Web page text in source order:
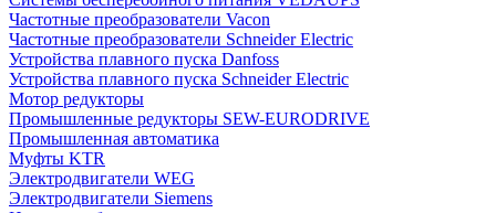
Частотные преобразователи Vacon
Частотные преобразователи Schneider Electric
Устройства плавного пуска Danfoss
Устройства плавного пуска Schneider Electric
Мотор редукторы
Промышленные редукторы SEW-EURODRIVE
Промышленная автоматика
Муфты KTR
Электродвигатели WEG
Электродвигатели Siemens